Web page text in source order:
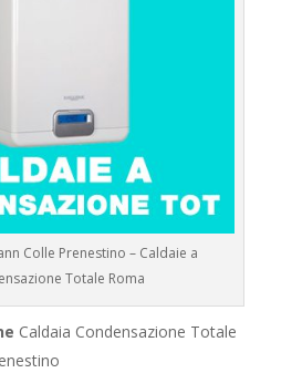
Colle Prenestino – Caldaie a
Totale Roma
Caldaia Condensazione Totale